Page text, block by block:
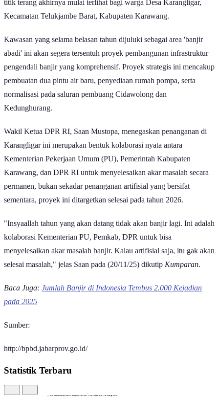
Di posisi kedua, Kabupaten Bogor membayangi dengan 31
kejadian, disusul oleh Kabupaten Sukabumi dan Kabupaten
Selanjutnya, Kota/Kabupaten Cirebon mencatat 17 kejadian, diikuti
oleh Kabupaten Bekasi dengan 15 kejadian.
Sementara itu, Kabupaten Subang dan Kabupaten Ciamis berada di
peringkat berikutnya dengan masing-masing 14 kejadian, menutup
daftar dengan Kabupaten Garut dan Kabupaten Cianjur yang sama-
Sebagai informasi, sejumlah kota besar seperti Kota Bekasi, Kota
Depok, dan Kota Bogor mencatatkan frekuensi banjir yang
cenderung lebih rendah jika dibandingkan dengan wilayah
kabupaten di sekelilingnya. Perbedaan kontras ini mengindikasikan
adanya pengaruh dari faktor skala luas wilayah, tingkat kepadatan
drainase perkotaan yang diterapkan di masing-masing daerah.
Karawang Mulai Proyek Pengendali Banjir
Menanggapi statusnya sebagai daerah dengan kerawanan tertinggi,
Kecamatan Telukjambe Barat, Kabupaten Karawang.
Kawasan yang selama belasan tahun dijuluki sebagai area 'banjir